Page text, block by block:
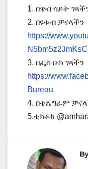
1. በዌብ ሳይት
2. በዩቱብ ቻናላችን
https://
3. በፌስ ቡክ ገጻችን
https://
Bureau
4. በቴሌግራም
5.ቲክቶክ